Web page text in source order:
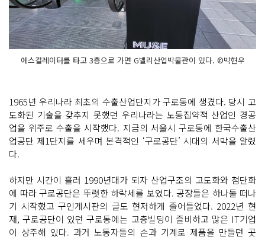
에스컬레이터를 타고 3층으로 가면 G밸리산업박물관이 있다. ©박현우
1965년 우리나라 최초의 수출산업단지가 구로동에 생겼다. 당시 고
도화된 기술을 갖추지 못했던 우리나라는 노동집약적 산업인 경공
업을 위주로 수출을 시작했다. 지금의 서울시 구로동에 한국수출산
업공단 제1단지를 세우며 본격적인 ‘구로공단’ 시대의 서막을 알렸
다.
하지만 시간이 흘러 1990년대가 되자 산업구조의 고도화와 첨단화
에 따라 구로공단은 뚜렷한 하락세를 보였다. 공장들은 하나둘 떠나
기 시작했고 구인게시판의 글도 현저하게 줄어들었다. 2022년 현
재, 구로공단이 있던 구로동에는 고층빌딩이 즐비하고 많은 IT기업
이 상주해 있다. 과거 노동자들의 손과 기계로 제품을 만들던 곳